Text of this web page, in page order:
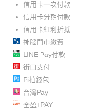
信用卡一次付款
信用卡分期付款
信用卡紅利折抵
神腦門市繳費
LINE Pay付款
街口支付
Pi拍錢包
台灣Pay
全盈+PAY